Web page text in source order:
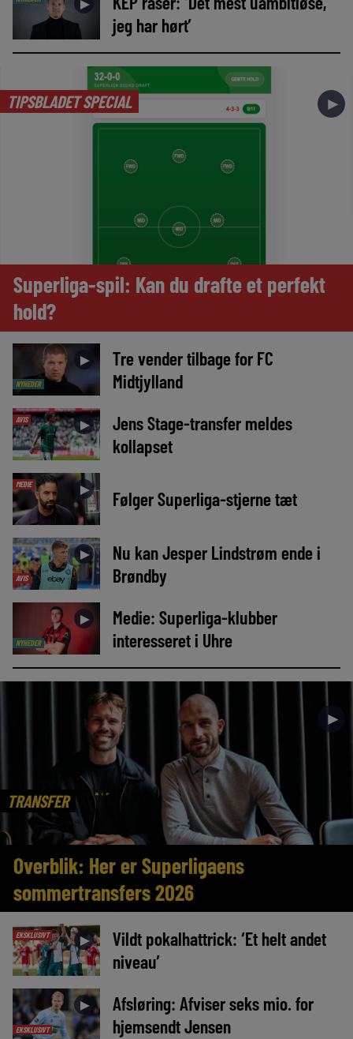
►
jeg har hørt’
TIPSBLADET SPECIAL ►
Superliga-spil: Kan du drafte et perfekt
hold?
NYHEDER
►
Tre vender tilbage for FC
Midtjylland
AVIS ►
Jens Stage-transfer meldes
kollapset
MEDIE ► Følger Superliga-stjerne tæt
AVIS
►
Nu kan Jesper Lindstrøm ende i
Brøndby
NYHEDER
►
Medie: Superliga-klubber
interesseret i Uhre
TRANSFER
►
Overblik: Her er Superligaens
sommertransfers 2026
EKSKLUSIVT ►
Vildt pokalhattrick: ‘Et helt andet
niveau’
EKSKLUSIVT
►
Afsløring: Afviser seks mio. for
hjemsendt Jensen